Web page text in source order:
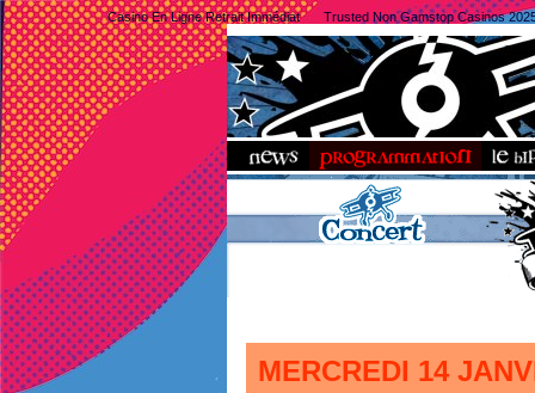
Casino En Ligne Retrait Immédiat Trusted Non Gamstop Casinos
MERCREDI 14